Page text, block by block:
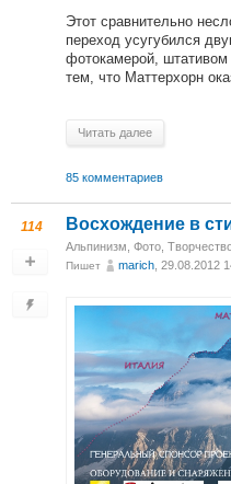
Этот сравнительно
переход усугубился
фотокамерой, штативом
тем, что Маттерхорн
Читать далее
85 комментариев
114 Восхождение в
Альпинизм Фото
Пишет marich , 29.08.2012